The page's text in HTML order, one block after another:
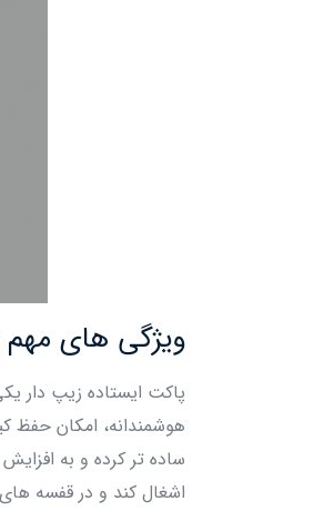
ویژگی‌ های مهم
پاکت ایستاده زیپ دار
هوشمندانه، امکان حفظ
ساده‌ تر کرده و به
اشغال کند و در قفسه‌